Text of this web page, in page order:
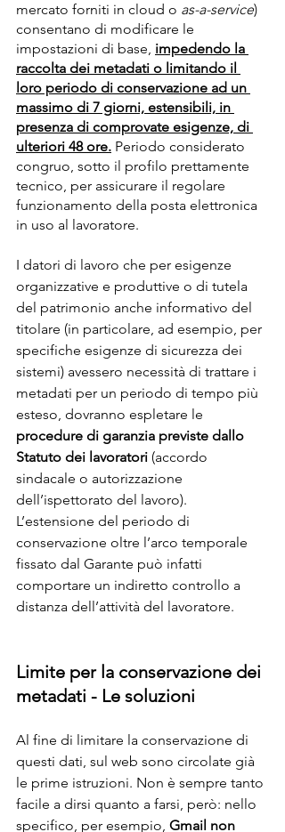
mercato forniti in cloud o as-a-service)
consentano di modificare le
impostazioni di base, impedendo la
raccolta dei metadati o limitando il
loro periodo di conservazione ad un
massimo di 7 giorni, estensibili, in
presenza di comprovate esigenze, di
ulteriori 48 ore. Periodo considerato
congruo, sotto il profilo prettamente
tecnico, per assicurare il regolare
funzionamento della posta elettronica
in uso al lavoratore.
I datori di lavoro che per esigenze
organizzative e produttive o di tutela
del patrimonio anche informativo del
titolare (in particolare, ad esempio, per
specifiche esigenze di sicurezza dei
sistemi) avessero necessità di trattare i
metadati per un periodo di tempo più
esteso, dovranno espletare le
procedure di garanzia previste dallo
Statuto dei lavoratori (accordo
sindacale o autorizzazione
dell’ispettorato del lavoro).
L’estensione del periodo di
conservazione oltre l’arco temporale
fissato dal Garante può infatti
comportare un indiretto controllo a
distanza dell’attività del lavoratore.
Limite per la conservazione dei
metadati - Le soluzioni
Al fine di limitare la conservazione di
questi dati, sul web sono circolate già
le prime istruzioni. Non è sempre tanto
facile a dirsi quanto a farsi, però: nello
specifico, per esempio, Gmail non